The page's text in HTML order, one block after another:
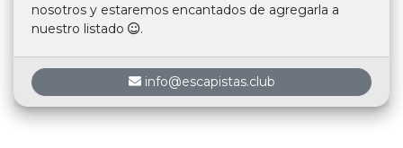
nosotros y estaremos encantados de agregarla a
nuestro listado
.
info@escapistas.club